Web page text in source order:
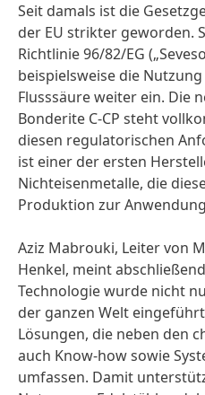
Seit damals ist die
der EU strikter geworden.
Richtlinie 96/82/EG
beispielsweise die
Flusssäure weiter ein. Die
Bonderite C-CP steht
diesen regulatorischen
ist einer der ersten
Nichteisenmetalle, die
Produktion zur
Aziz Mabrouki, Leiter von
Henkel, meint
Technologie wurde nicht
der ganzen Welt
Lösungen, die neben den
auch Know-how sowie
umfassen. Damit